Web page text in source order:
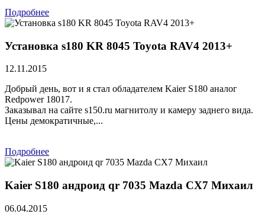
Подробнее
Установка s180 KR 8045 Toyota RAV4 2013+
12.11.2015
Добрый день, вот и я стал обладателем Kaier S180 аналог
Redpower 18017.
Заказывал на сайте s150.ru магнитолу и камеру заднего вида.
Цены демократичные,...
Подробнее
Kaier S180 андроид qr 7035 Mazda CX7 Михаил
06.04.2015